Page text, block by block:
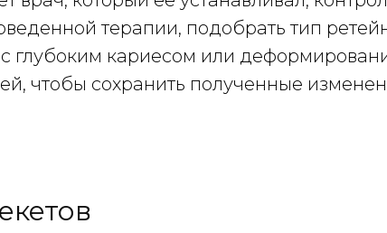
терапии, подобрать тип
глубоким кариесом или
чтобы сохранить полученные